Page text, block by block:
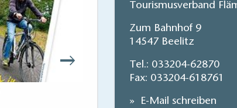
Tourismusverband
Zum Bahnhof 9
14547 Beelitz
Tel.: 033204-62870
Fax: 033204-618761
E-Mail schreiben